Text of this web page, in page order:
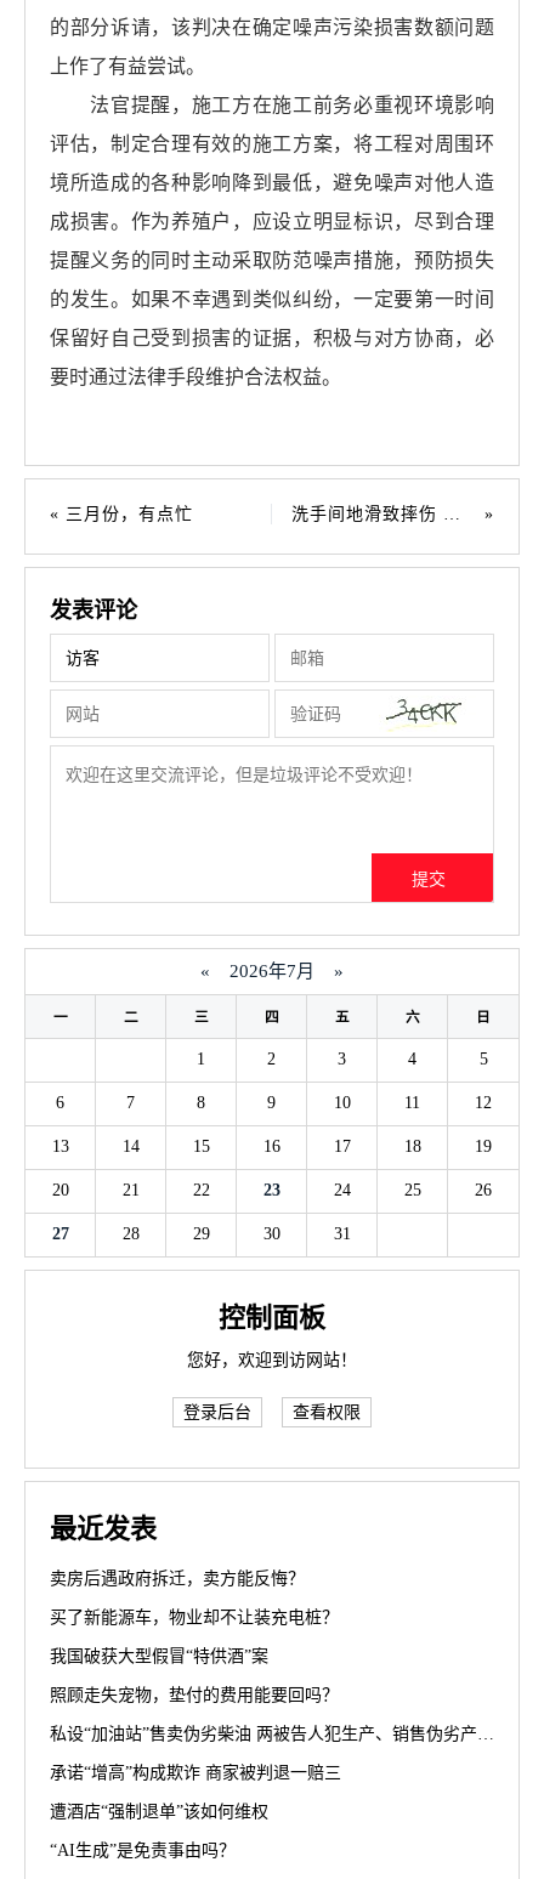
的部分诉请，该判决在确定噪声污染损害数额问题
上作了有益尝试。
法官提醒，施工方在施工前务必重视环境影响
评估，制定合理有效的施工方案，将工程对周围环
境所造成的各种影响降到最低，避免噪声对他人造
成损害。作为养殖户，应设立明显标识，尽到合理
提醒义务的同时主动采取防范噪声措施，预防损失
的发生。如果不幸遇到类似纠纷，一定要第一时间
保留好自己受到损害的证据，积极与对方协商，必
要时通过法律手段维护合法权益。
三月份，有点忙 洗手间地滑致摔伤 影院承担次要责任
发表评论
« 2026年7月 »
一 二 三 四 五 六 日
1 2 3 4 5
6 7 8 9 10 11 12
13 14 15 16 17 18 19
20 21 22 23 24 25 26
27 28 29 30 31
控制面板
您好，欢迎到访网站！
登录后台 查看权限
最近发表
卖房后遇政府拆迁，卖方能反悔？
买了新能源车，物业却不让装充电桩？
我国破获大型假冒“特供酒”案
照顾走失宠物，垫付的费用能要回吗？
私设“加油站”售卖伪劣柴油 两被告人犯生产、销售伪劣产品罪获刑罚
承诺“增高”构成欺诈 商家被判退一赔三
遭酒店“强制退单”该如何维权
“AI生成”是免责事由吗？